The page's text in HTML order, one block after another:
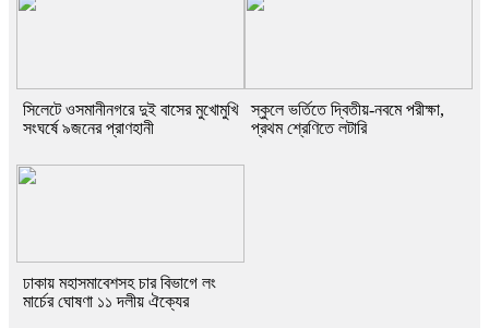
সিলেটে ওসমানীনগরে দুই বাসের মুখোমুখি
সংঘর্ষে ৯জনের প্রাণহানী
স্কুলে ভর্তিতে দ্বিতীয়-নবমে পরীক্ষা,
প্রথম শ্রেণিতে লটারি
ঢাকায় মহাসমাবেশসহ চার বিভাগে লং
মার্চের ঘোষণা ১১ দলীয় ঐক্যের